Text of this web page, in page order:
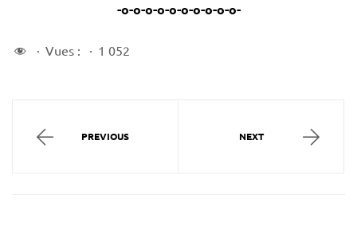
-o-o-o-o-o-o-o-o-o-o-
Vues : 1 052
PREVIOUS NEXT